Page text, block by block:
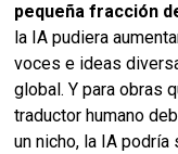
pequeña fracción
la IA pudiera
voces e ideas
global. Y para obras
traductor humano
un nicho, la IA